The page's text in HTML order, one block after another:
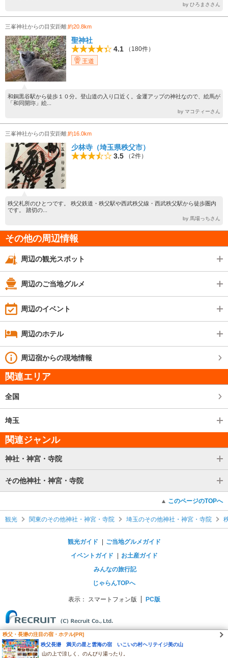
by ひろまささん
三峯神社からの目安距離約20.8km
聖神社
4.1
（180件）
王道
和銅黒谷駅から徒歩１０分。登山道の入り口近く。金運アップの神社なので、絵馬が
「和同開珎」絵...
by マコティーさん
三峯神社からの目安距離約16.0km
少林寺（埼玉県秩父市）
3.5
（2件）
秩父札所のひとつです。 秩父鉄道・秩父駅や西武秩父線・西武秩父駅から徒歩圏内
です。 踏切の...
by 馬場っちさん
その他の周辺情報
周辺の観光スポット
周辺のご当地グルメ
周辺のイベント
周辺のホテル
周辺宿からの現地情報
関連エリア
全国
埼玉
関連ジャンル
神社・神宮・寺院
その他神社・神宮・寺院
このページのTOPへ
観光 関東のその他神社・神宮・寺院 埼玉のその他神社・神宮・寺院
観光ガイド
ご当地グルメガイド
イベントガイド
お土産ガイド
みんなの旅行記
じゃらんTOPへ
表示： スマートフォン版 PC版
秩父・長瀞の注目の宿・ホテル[PR]
秩父長瀞 満天の星と雲海の宿 いこいの村ヘリテイジ美の山
山の上で涼しく、のんびり湯ったり。